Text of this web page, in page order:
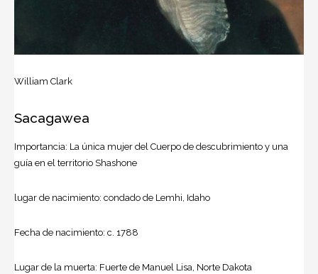
William Clark
Sacagawea
Importancia: La única mujer del Cuerpo de descubrimiento y una
guía en el territorio Shashone
lugar de nacimiento: condado de Lemhi, Idaho
Fecha de nacimiento: c. 1788
Lugar de la muerta: Fuerte de Manuel Lisa, Norte Dakota